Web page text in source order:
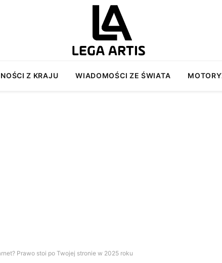
Z KRAJU WIADOMOŚCI ZE ŚWIATA
Prawo stoi po Twojej stronie w 2025 roku